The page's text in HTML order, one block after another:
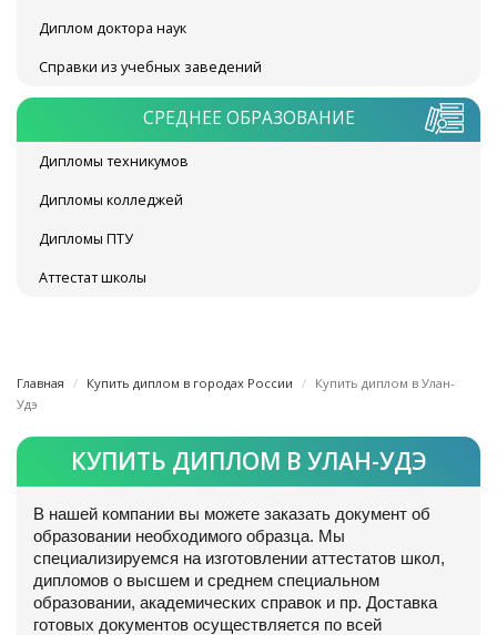
Диплом доктора наук
Справки из учебных заведений
СРЕДНЕЕ ОБРАЗОВАНИЕ
Дипломы техникумов
Дипломы колледжей
Дипломы ПТУ
Аттестат школы
Главная Купить диплом в городах России
Купить диплом в Улан-
Удэ
КУПИТЬ ДИПЛОМ В УЛАН-УДЭ
В нашей компании вы можете заказать документ об
образовании необходимого образца. Мы
специализируемся на изготовлении аттестатов школ,
дипломов о высшем и среднем специальном
образовании, академических справок и пр. Доставка
готовых документов осуществляется по всей